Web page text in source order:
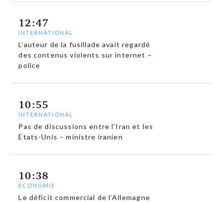
12:47
INTERNATIONAL
L’auteur de la fusillade avait regardé
des contenus violents sur internet –
police
10:55
INTERNATIONAL
Pas de discussions entre l’Iran et les
Etats-Unis – ministre iranien
10:38
ECONOMIE
Le déficit commercial de l’Allemagne